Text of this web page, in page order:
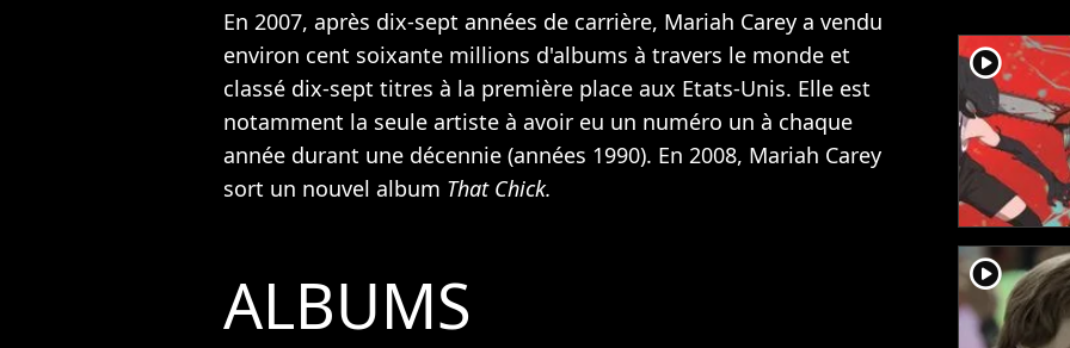
En 2007, après dix-sept années de carrière, Mariah Carey a vendu
environ cent soixante millions d'albums à travers le monde et
classé dix-sept titres à la première place aux Etats-Unis. Elle est
notamment la seule artiste à avoir eu un numéro un à chaque
année durant une décennie (années 1990). En 2008, Mariah Carey
sort un nouvel album That Chick.
ALBUMS
player2
player2